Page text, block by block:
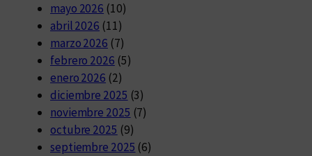
mayo 2026 (10)
abril 2026 (11)
marzo 2026 (7)
febrero 2026 (5)
enero 2026 (2)
diciembre 2025 (3)
noviembre 2025 (7)
octubre 2025 (9)
septiembre 2025 (6)